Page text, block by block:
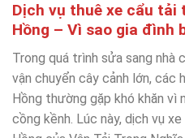
Dịch vụ thuê xe cẩu tải
Hồng – Vì sao gia đình
Trong quá trình sửa sang nhà
vận chuyển cây cảnh lớn, các
Hồng thường gặp khó khăn vì
cồng kềnh. Lúc này, dịch vụ